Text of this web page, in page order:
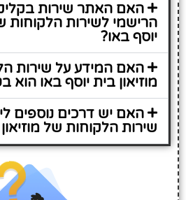
האם האתר שירות
הרישמי לשירות הלקוחות
יוסף באו?
האם המידע על שירות
מוזיאון בית יוסף באו הוא
האם יש דרכים נוספים
שירות הלקוחות של